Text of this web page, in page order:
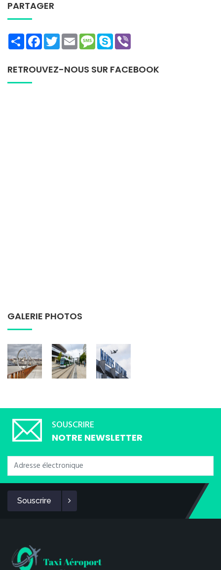
PARTAGER
ShareFacebookTwitterEmailMessage
Skype
RETROUVEZ-NOUS SUR FACEBOOK
GALERIE PHOTOS
SOUSCRIRE
NOTRE NEWSLETTER
Souscrire